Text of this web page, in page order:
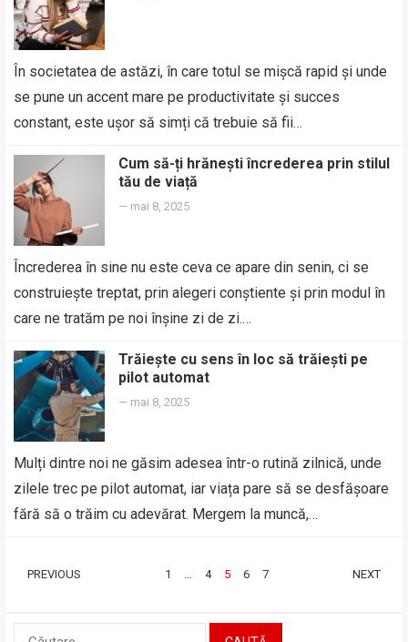
În societatea de astăzi, în care totul se mișcă rapid și unde
se pune un accent mare pe productivitate și succes
constant, este ușor să simți că trebuie să fii…
Cum să-ți hrănești încrederea prin stilul
tău de viață
— mai 8, 2025
Încrederea în sine nu este ceva ce apare din senin, ci se
construiește treptat, prin alegeri conștiente și prin modul în
care ne tratăm pe noi înșine zi de zi.…
Trăiește cu sens în loc să trăiești pe
pilot automat
— mai 8, 2025
Mulți dintre noi ne găsim adesea într-o rutină zilnică, unde
zilele trec pe pilot automat, iar viața pare să se desfășoare
fără să o trăim cu adevărat. Mergem la muncă,…
PAGINAȚIE
PREVIOUS 1 … 4 5 6 7 NEXT
Caută